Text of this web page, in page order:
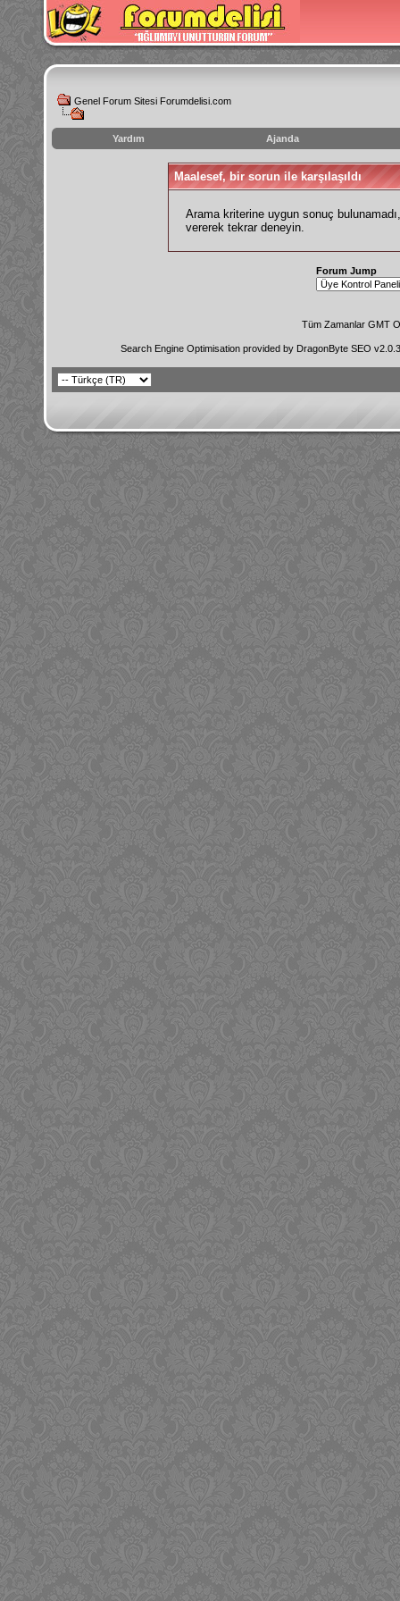
Genel Forum Sitesi Forumdelisi.com
Yardım Ajanda
Maalesef, bir sorun ile karşılaşıldı
Arama kriterine uygun sonuç
vererek tekrar deneyin.
Forum Jump
Tüm Zamanlar GMT
Search Engine Optimisation provided by DragonByte SEO